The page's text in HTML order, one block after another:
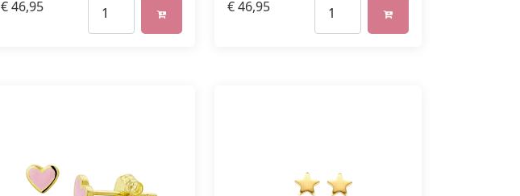
€46,95 €46,95